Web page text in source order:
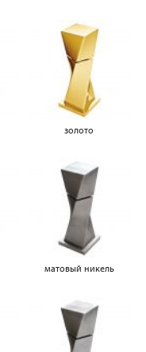
золото
матовый никель